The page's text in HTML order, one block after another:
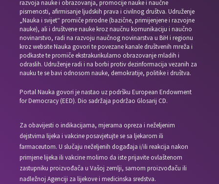
razvoja nauke i obrazovanja, promocije nauke i naučne
pismenosti, afirmisanje ljudskih prava i civilnog društva. Udruženje
„Nauka i svijet“ promiče prirodne (bazične, primijenjene i razvojne
nauke), ali i društvene nauke kroz naučnu komunikaciju i naučno
novinarstvo, radi na razvoju naučnog novinarstva u BiH i regionu
kroz website Nauka govori te povezane kanale društvenih mreža i
podkaste te promiče ekstrakurikularno obrazovanje mladih i
odraslih. Udruženje radi i na borbi protiv dezinformacija vezanih za
nauku te se bavi odnosom nauke, demokratije, politike i društva.
Portal Nauka govori je nastao uz podršku European Endowment
for Democracy (EED). Dio sadržaja podržao Glosarij CD.
Za obavijesti o indikacijama, mjerama opreza i neželjenim
dejstvima lijeka i vakcine posavjetujte se sa ljekarom ili
farmaceutom. U slučaju neželjenih događaja i/ili reakcija nakon
primjene lijeka ili vakcine molimo da iste prijavite ovlaštenom
zastupniku proizvođača u Vašoj zemlji, samom proizvođaču ili
nadležnoj Agenciji za lijekove i medicinska sredstva.